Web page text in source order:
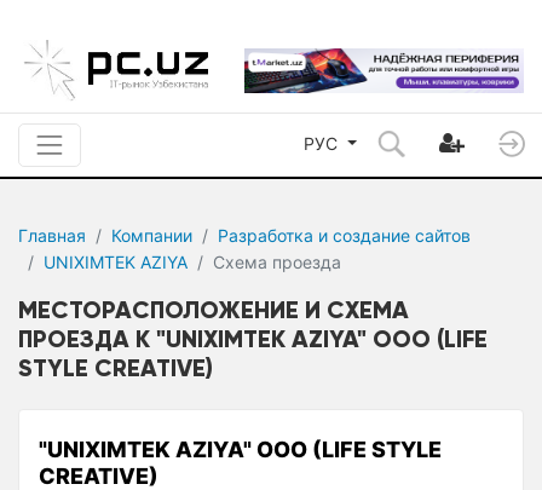
РУС
Главная Компании
Разработка и создание сайтов
UNIXIMTEK AZIYA
Схема проезда
МЕСТОРАСПОЛОЖЕНИЕ И СХЕМА
ПРОЕЗДА К "UNIXIMTEK AZIYA" OOO (LIFE
STYLE CREATIVE)
"UNIXIMTEK AZIYA" OOO (LIFE STYLE
CREATIVE)